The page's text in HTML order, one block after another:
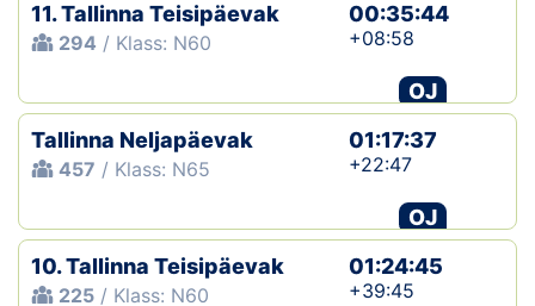
11. Tallinna Teisipäevak
294 / Klass: N60
00:35:44
+08:58
OJ
Tallinna Neljapäevak
457 / Klass: N65
01:17:37
+22:47
OJ
10. Tallinna Teisipäevak
225 / Klass: N60
01:24:45
+39:45